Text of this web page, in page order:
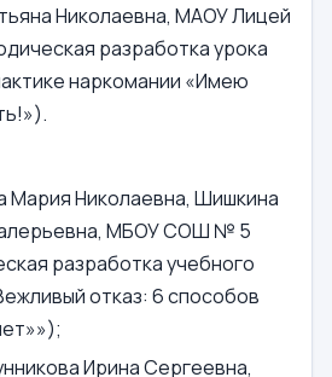
Николаевна, МАОУ Лицей
разработка урока
наркомании «Имею
Мария Николаевна, Шишкина
МБОУ СОШ № 5
разработка учебного
отказ: 6 способов
Ирина Сергеевна,